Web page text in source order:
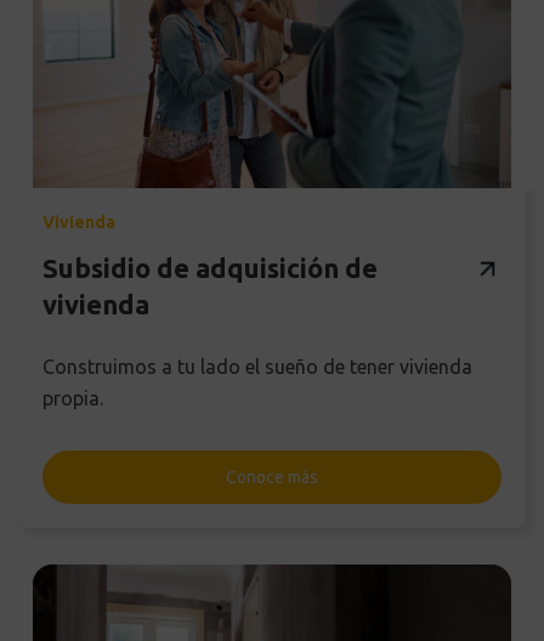
Vivienda
Subsidio de adquisición de
vivienda
Construimos a tu lado el sueño de tener vivienda
propia.
Conoce más